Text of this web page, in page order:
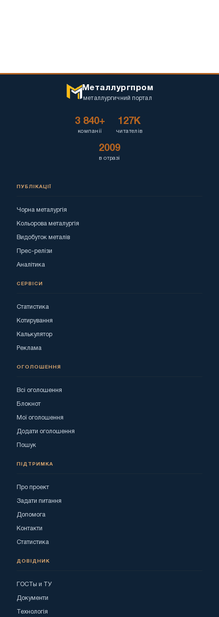
Металлургпром
металлургичний портал
3 840+
компанії
127K
читателів
2009
в отразі
ПУБЛІКАЦІЇ
Чорна металургія
Кольорова металургія
Видобуток металів
Прес-релізи
Аналітика
СЕРВІСИ
Статистика
Котирування
Калькулятор
Реклама
ОГОЛОШЕННЯ
Всі оголошення
Блокнот
Мої оголошення
Додати оголошення
Пошук
ПІДТРИМКА
Про проект
Задати питання
Допомога
Контакти
Статистика
ДОВІДНИК
ГОСТы и ТУ
Документи
Технологія